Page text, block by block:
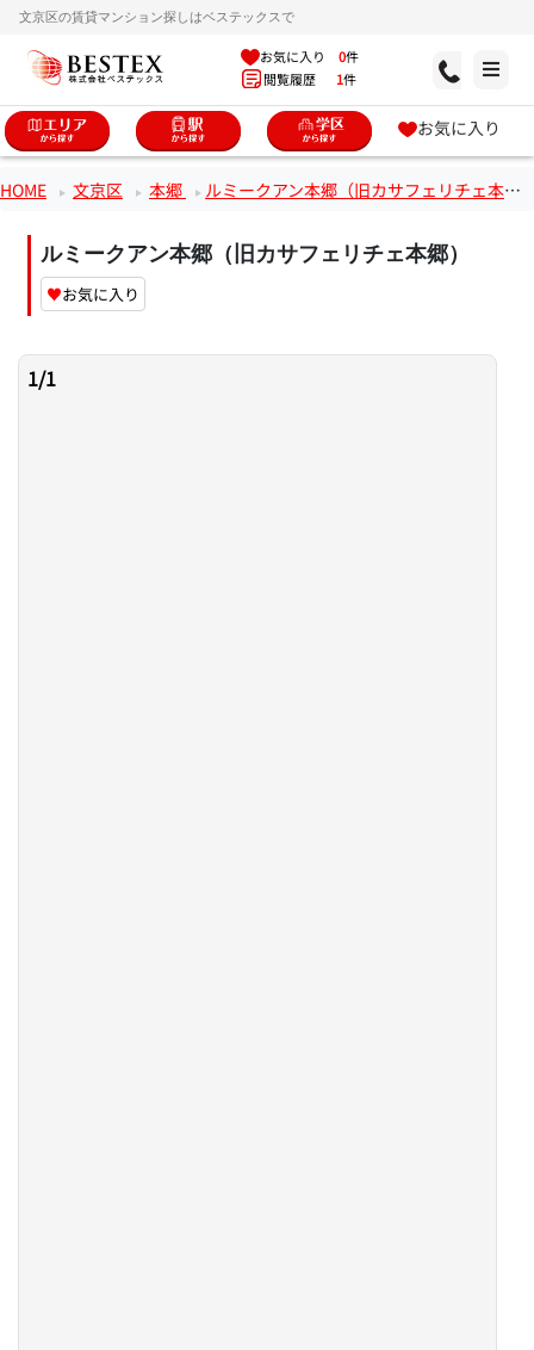
文京区の賃貸マンション探しはベステックスで
お気に入り 0件
閲覧履歴 1件
お気に入り
HOME 文京区 本郷 ルミークアン本郷（旧カサフェリチェ本郷）
ルミークアン本郷（旧カサフェリチェ本郷）
♥お気に入り
1/1